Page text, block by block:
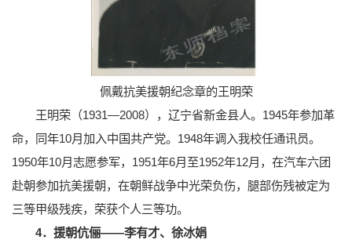
佩戴抗美援朝纪念章的王明荣
王明荣（1931—2008），辽宁省新金县人。1945年参加革
命，同年10月加入中国共产党。1948年调入我校任通讯员。
1950年10月志愿参军，1951年6月至1952年12月，在汽车六团
赴朝参加抗美援朝，在朝鲜战争中光荣负伤，腿部伤残被定为
三等甲级残疾，荣获个人三等功。
4．援朝伉俪——李有才、徐冰娟